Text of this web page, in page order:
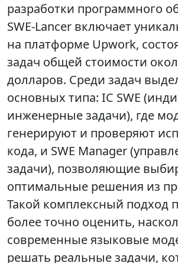
разработки программного
SWE-Lancer включает
на платформе Upwork,
задач общей стоимости
долларов. Среди задач
основных типа: IC SWE
инженерные задачи), где
генерируют и проверяют
кода, и SWE Manager
задачи), позволяющие
оптимальные решения из
Такой комплексный подход
более точно оценить,
современные языковые
решать реальные задачи,